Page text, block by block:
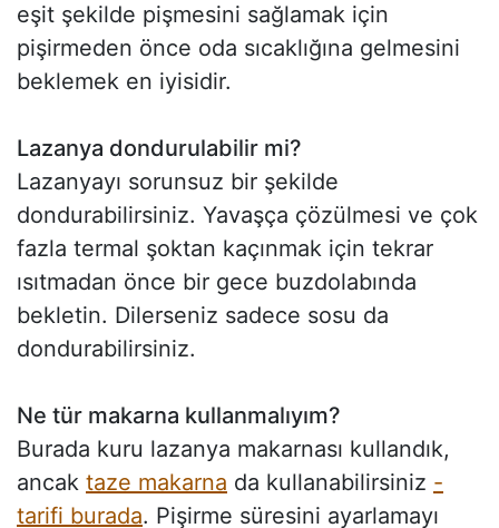
eşit şekilde pişmesini sağlamak için
pişirmeden önce oda sıcaklığına gelmesini
beklemek en iyisidir.
Lazanya dondurulabilir mi?
Lazanyayı sorunsuz bir şekilde
dondurabilirsiniz. Yavaşça çözülmesi ve çok
fazla termal şoktan kaçınmak için tekrar
ısıtmadan önce bir gece buzdolabında
bekletin. Dilerseniz sadece sosu da
dondurabilirsiniz.
Ne tür makarna kullanmalıyım?
Burada kuru lazanya makarnası kullandık,
ancak taze makarna da kullanabilirsiniz -
tarifi burada. Pişirme süresini ayarlamayı